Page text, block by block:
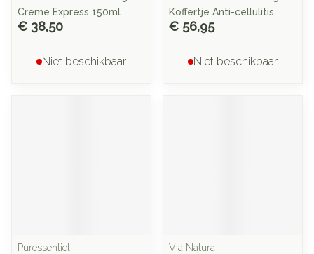
Creme Express 150ml
€ 38,50
Niet beschikbaar
Koffertje Anti-cellulitis
€ 56,95
Niet beschikbaar
Puressentiel
Via Natura